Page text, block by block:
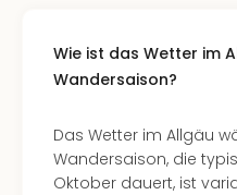
Wie ist das Wetter im
Wandersaison?
Das Wetter im Allgäu
Wandersaison, die
Oktober dauert, ist